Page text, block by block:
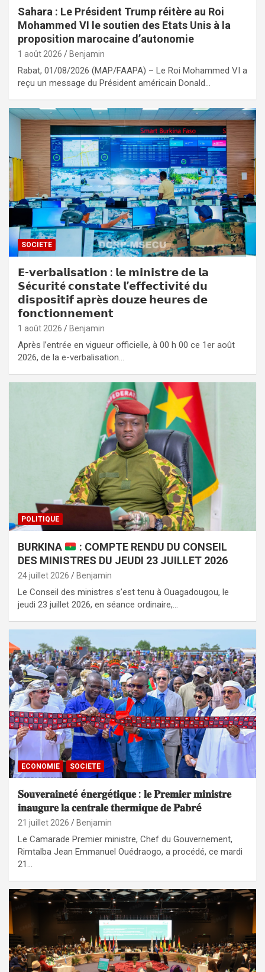
Sahara : Le Président Trump réitère au Roi
Mohammed VI le soutien des Etats Unis à la
proposition marocaine d’autonomie
1 août 2026 Benjamin
Rabat, 01/08/2026 (MAP/FAAPA) – Le Roi Mohammed VI a
reçu un message du Président américain Donald…
SOCIETE
𝗘-𝘃𝗲𝗿𝗯𝗮𝗹𝗶𝘀𝗮𝘁𝗶𝗼𝗻 : 𝗹𝗲 𝗺𝗶𝗻𝗶𝘀𝘁𝗿𝗲 𝗱𝗲 𝗹𝗮
𝗦é𝗰𝘂𝗿𝗶𝘁é 𝗰𝗼𝗻𝘀𝘁𝗮𝘁𝗲 𝗹’𝗲𝗳𝗳𝗲𝗰𝘁𝗶𝘃𝗶𝘁é 𝗱𝘂
𝗱𝗶𝘀𝗽𝗼𝘀𝗶𝘁𝗶𝗳 𝗮𝗽𝗿è𝘀 𝗱𝗼𝘂𝘇𝗲 𝗵𝗲𝘂𝗿𝗲𝘀 𝗱𝗲
𝗳𝗼𝗻𝗰𝘁𝗶𝗼𝗻𝗻𝗲𝗺𝗲𝗻𝘁
1 août 2026 Benjamin
Après l’entrée en vigueur officielle, à 00 h 00 ce 1er août
2026, de la e-verbalisation…
POLITIQUE
BURKINA
: COMPTE RENDU DU CONSEIL
DES MINISTRES DU JEUDI 23 JUILLET 2026
24 juillet 2026 Benjamin
Le Conseil des ministres s’est tenu à Ouagadougou, le
jeudi 23 juillet 2026, en séance ordinaire,…
ECONOMIE SOCIETE
𝐒𝐨𝐮𝐯𝐞𝐫𝐚𝐢𝐧𝐞𝐭é é𝐧𝐞𝐫𝐠é𝐭𝐢𝐪𝐮𝐞 : 𝐥𝐞 𝐏𝐫𝐞𝐦𝐢𝐞𝐫 𝐦𝐢𝐧𝐢𝐬𝐭𝐫𝐞
𝐢𝐧𝐚𝐮𝐠𝐮𝐫𝐞 𝐥𝐚 𝐜𝐞𝐧𝐭𝐫𝐚𝐥𝐞 𝐭𝐡𝐞𝐫𝐦𝐢𝐪𝐮𝐞 𝐝𝐞 𝐏𝐚𝐛𝐫é
21 juillet 2026 Benjamin
‎‎Le Camarade Premier ministre, Chef du Gouvernement,
Rimtalba Jean Emmanuel Ouédraogo, a procédé, ce mardi
21…